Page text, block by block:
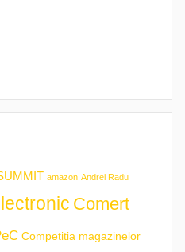
amazon Andrei Radu
Comert
Competitia magazinelor